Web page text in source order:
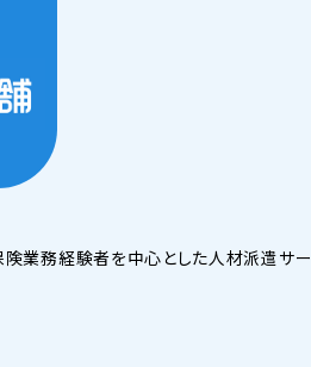
険業務経験者を中心とした人材派遣サー